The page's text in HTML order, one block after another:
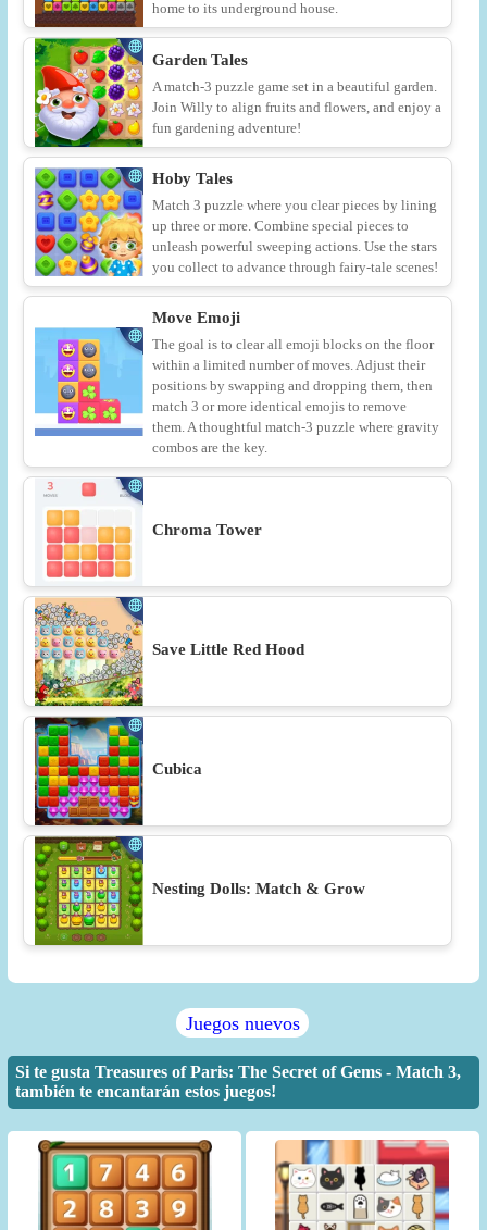
home to its underground house.
Garden Tales
A match-3 puzzle game set in a beautiful garden.
Join Willy to align fruits and flowers, and enjoy a
fun gardening adventure!
Hoby Tales
Match 3 puzzle where you clear pieces by lining
up three or more. Combine special pieces to
unleash powerful sweeping actions. Use the stars
you collect to advance through fairy-tale scenes!
Move Emoji
The goal is to clear all emoji blocks on the floor
within a limited number of moves. Adjust their
positions by swapping and dropping them, then
match 3 or more identical emojis to remove
them. A thoughtful match-3 puzzle where gravity
combos are the key.
Chroma Tower
Save Little Red Hood
Cubica
Nesting Dolls: Match & Grow
Juegos nuevos
Si te gusta Treasures of Paris: The Secret of Gems - Match 3,
también te encantarán estos juegos!